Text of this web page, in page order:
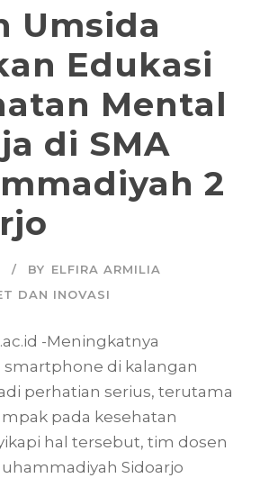
Umsida
Edukasi
Mental
di SMA
2
BY ELFIRA ARMILIA
DAN INOVASI
-Meningkatnya
di kalangan
perhatian serius, terutama
pada kesehatan
hal tersebut, tim dosen
Sidoarjo